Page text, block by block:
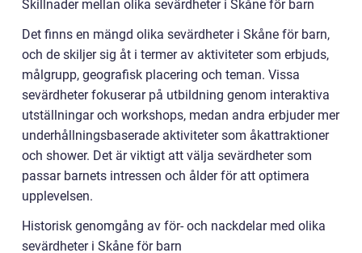
Skillnader mellan olika sevärdheter i Skåne för barn
Det finns en mängd olika sevärdheter i Skåne för barn,
och de skiljer sig åt i termer av aktiviteter som erbjuds,
målgrupp, geografisk placering och teman. Vissa
sevärdheter fokuserar på utbildning genom interaktiva
utställningar och workshops, medan andra erbjuder mer
underhållningsbaserade aktiviteter som åkattraktioner
och shower. Det är viktigt att välja sevärdheter som
passar barnets intressen och ålder för att optimera
upplevelsen.
Historisk genomgång av för- och nackdelar med olika
sevärdheter i Skåne för barn